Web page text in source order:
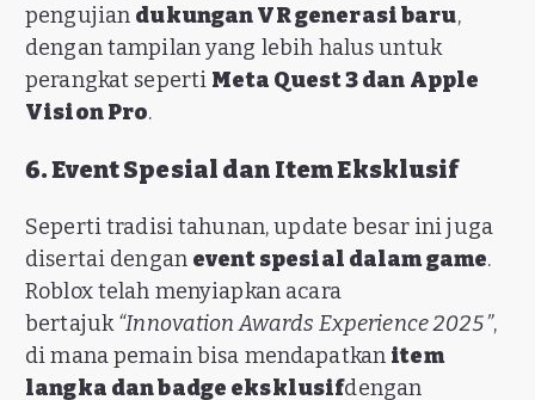
pengujian dukungan VR generasi baru,
dengan tampilan yang lebih halus untuk
perangkat seperti Meta Quest 3 dan Apple
Vision Pro.
6. Event Spesial dan Item Eksklusif
Seperti tradisi tahunan, update besar ini juga
disertai dengan event spesial dalam game.
Roblox telah menyiapkan acara
bertajuk“Innovation Awards Experience 2025”,
di mana pemain bisa mendapatkan item
langka dan badge eksklusifdengan